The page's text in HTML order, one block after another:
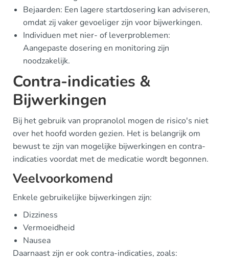
Bejaarden: Een lagere startdosering kan adviseren,
omdat zij vaker gevoeliger zijn voor bijwerkingen.
Individuen met nier- of leverproblemen:
Aangepaste dosering en monitoring zijn
noodzakelijk.
Contra-indicaties &
Bijwerkingen
Bij het gebruik van propranolol mogen de risico's niet
over het hoofd worden gezien. Het is belangrijk om
bewust te zijn van mogelijke bijwerkingen en contra-
indicaties voordat met de medicatie wordt begonnen.
Veelvoorkomend
Enkele gebruikelijke bijwerkingen zijn:
Dizziness
Vermoeidheid
Nausea
Daarnaast zijn er ook contra-indicaties, zoals: